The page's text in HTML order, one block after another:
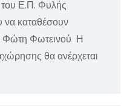
του Ε.Π. Φυλής
να καταθέσουν
Φώτη Φωτεινού Η
θα ανέρχεται